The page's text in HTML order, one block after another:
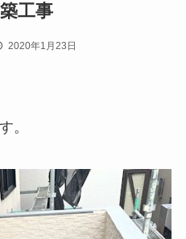
工事
2020年1月23日
。